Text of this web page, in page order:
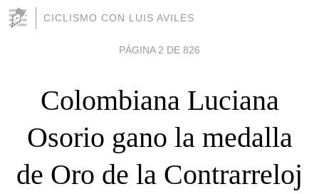
CICLISMO CON LUIS AVILES
PÁGINA 2 DE 826
Colombiana Luciana
Osorio gano la medalla
de Oro de la Contrarreloj